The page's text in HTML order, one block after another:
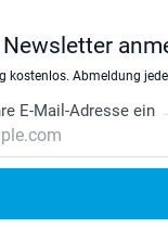
kostenlos. Abmeldung
E-Mail-Adresse ein